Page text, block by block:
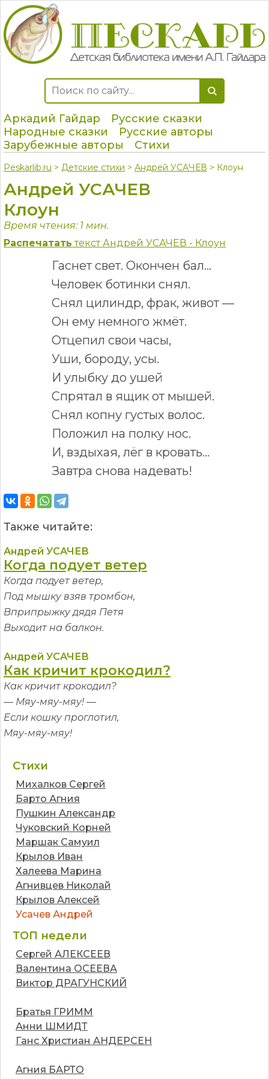
Аркадий Гайдар
Русские сказки
Народные сказки
Русские авторы
Зарубежные авторы
Стихи
Peskarlib.ru > Детские стихи > Андрей УСАЧЕВ > Клоун
Андрей УСАЧЕВ
Клоун
Время чтения: 1 мин.
Распечатать текст Андрей УСАЧЕВ - Клоун
Гаснет свет. Окончен бал…
Человек ботинки снял.
Снял цилиндр, фрак, живот —
Он ему немного жмёт.
Отцепил свои часы,
Уши, бороду, усы.
И улыбку до ушей
Спрятал в ящик от мышей.
Снял копну густых волос.
Положил на полку нос.
И, вздыхая, лёг в кровать…
Завтра снова надевать!
Также читайте:
Андрей УСАЧЕВ
Когда подует ветер
Когда подует ветер,
Под мышку взяв тромбон,
Вприпрыжку дядя Петя
Выходит на балкон.
Андрей УСАЧЕВ
Как кричит крокодил?
Как кричит крокодил?
— Мяу-мяу-мяу! —
Если кошку проглотил,
Мяу-мяу-мяу!
Стихи
Михалков Сергей
Барто Агния
Пушкин Александр
Чуковский Корней
Маршак Самуил
Крылов Иван
Халеева Марина
Агнивцев Николай
Крылов Алексей
Усачев Андрей
ТОП недели
Сергей АЛЕКСЕЕВ
Валентина ОСЕЕВА
Виктор ДРАГУНСКИЙ
Братья ГРИММ
Анни ШМИДТ
Ганс Христиан АНДЕРСЕН
Агния БАРТО